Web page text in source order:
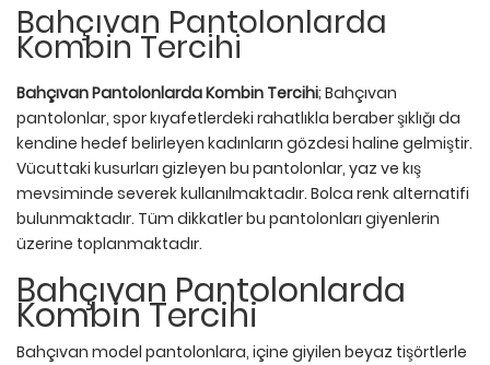
Bahçıvan Pantolonlarda
Kombin Tercihi
Bahçıvan Pantolonlarda Kombin Tercihi; Bahçıvan
pantolonlar, spor kıyafetlerdeki rahatlıkla beraber şıklığı da
kendine hedef belirleyen kadınların gözdesi haline gelmiştir.
Vücuttaki kusurları gizleyen bu pantolonlar, yaz ve kış
mevsiminde severek kullanılmaktadır. Bolca renk alternatifi
bulunmaktadır. Tüm dikkatler bu pantolonları giyenlerin
üzerine toplanmaktadır.
Bahçıvan Pantolonlarda
Kombin Tercihi
Bahçıvan model pantolonlara, içine giyilen beyaz tişörtlerle